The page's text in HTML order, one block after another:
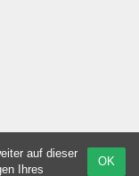
OK
auf dieser
Ihres